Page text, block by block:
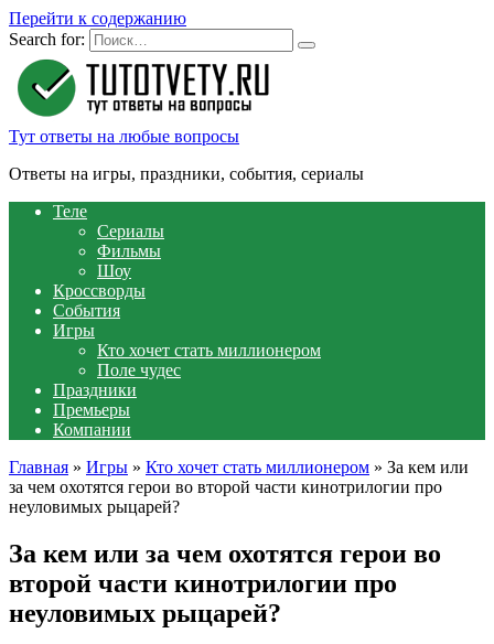
Перейти к содержанию
Search for:
Тут ответы на любые вопросы
Ответы на игры, праздники, события, сериалы
Теле
Сериалы
Фильмы
Шоу
Кроссворды
События
Игры
Кто хочет стать миллионером
Поле чудес
Праздники
Премьеры
Компании
Главная » Игры » Кто хочет стать миллионером » За кем или
за чем охотятся герои во второй части кинотрилогии про
неуловимых рыцарей?
За кем или за чем охотятся герои во
второй части кинотрилогии про
неуловимых рыцарей?